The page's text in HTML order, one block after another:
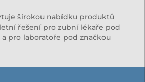
širokou nabídku produktů
řešení pro zubní lékaře pod
a pro laboratoře pod značkou